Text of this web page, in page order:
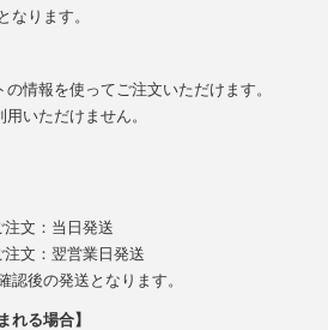
ります。
情報を使ってご注文いただけます。
いただけません。
文：当日発送
文：翌営業日発送
後の発送となります。
れる場合】